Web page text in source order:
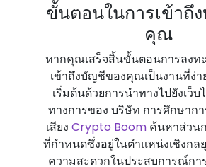
ขั้นตอนในการเข้าถึ
คุณ
หากคุณเสร็จสิ้นขั้นตอนการลงท
เข้าถึงบัญชีของคุณเป็นงานที่ง่า
เริ่มต้นด้วยการนําทางไปยังเว็บ
ทางการของ บริษัท การศึกษาก
เสียง Crypto Boomค้นหาส่วนก
ที่กําหนดซึ่งอยู่ในตําแหน่งเชิงกล
ความสะดวกในประสบการณ์กา